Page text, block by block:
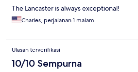
The Lancaster is always exceptional!
Charles, perjalanan 1 malam
Ulasan terverifikasi
10/10 Sempurna